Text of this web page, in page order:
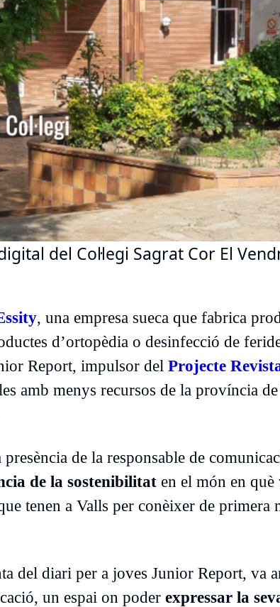
del Col·legi Sagrat Cor El
, una empresa sueca que fabrica
d’ortopèdia o desinfecció de
Report, impulsor del Projecte
amb menys recursos de la província
de la responsable de
de la sostenibilitat en el món en
tenen a Valls per conèixer de primera
del diari per a joves Junior Report, va
un espai on poder expressar la